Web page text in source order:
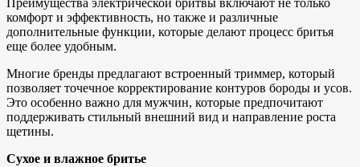
комфорт и эффективность, но также и различные
дополнительные функции, которые делают процесс бритья
еще более удобным.
Многие бренды предлагают встроенный триммер, который
позволяет точечное корректирование контуров бороды и усов.
Это особенно важно для мужчин, которые предпочитают
поддерживать стильный внешний вид и направление роста
щетины.
Сухое и влажное бритье